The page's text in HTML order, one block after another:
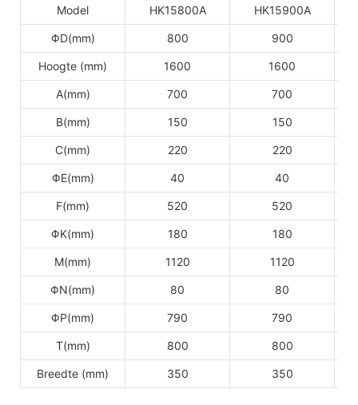
Model HK15800A HK15900A
ΦD(mm) 800 900
Hoogte (mm) 1600 1600
A(mm) 700 700
B(mm) 150 150
C(mm) 220 220
ΦE(mm) 40 40
F(mm) 520 520
ΦK(mm) 180 180
M(mm) 1120 1120
ΦN(mm) 80 80
ΦP(mm) 790 790
T(mm) 800 800
Breedte (mm) 350 350